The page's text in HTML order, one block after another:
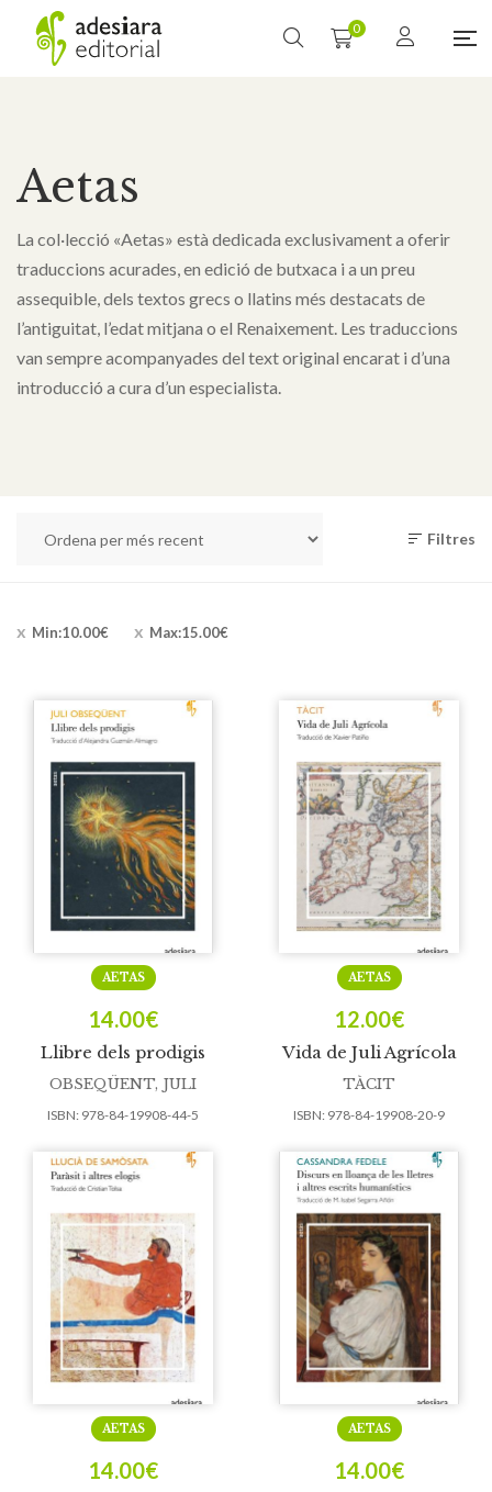
0
Aetas
La col·lecció «Aetas» està dedicada exclusivament a oferir
traduccions acurades, en edició de butxaca i a un preu
assequible, dels textos grecs o llatins més destacats de
l’antiguitat, l’edat mitjana o el Renaixement. Les traduccions
van sempre acompanyades del text original encarat i d’una
introducció a cura d’un especialista.
Filtres
Min:10.00€ Max:15.00€
Llibre dels prodigis
AETAS
14.00€
OBSEQÜENT, JULI
ISBN: 978-84-19908-44-5
Vida de Juli Agrícola
AETAS
12.00€
TÀCIT
ISBN: 978-84-19908-20-9
AETAS
14.00€
AETAS
14.00€